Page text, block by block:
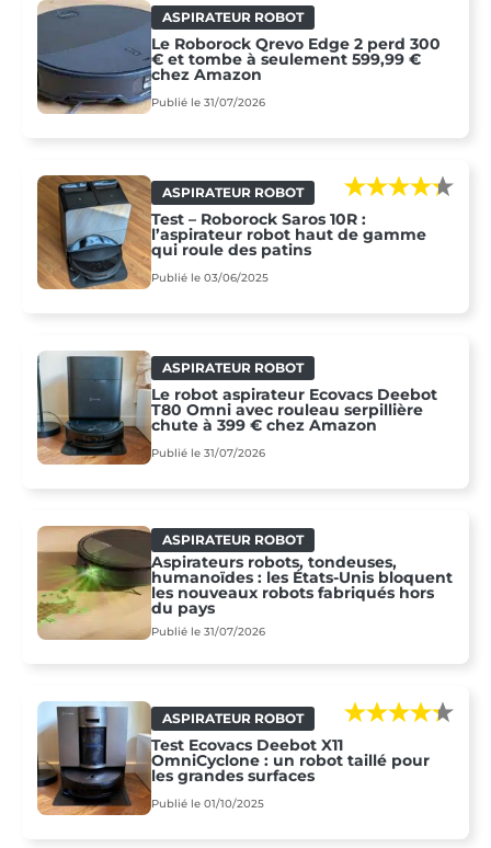
ASPIRATEUR ROBOT
Le Roborock Qrevo Edge 2 perd 300
€ et tombe à seulement 599,99 €
chez Amazon
Publié le 31/07/2026
ASPIRATEUR ROBOT
Test – Roborock Saros 10R :
l’aspirateur robot haut de gamme
qui roule des patins
Publié le 03/06/2025
ASPIRATEUR ROBOT
Le robot aspirateur Ecovacs Deebot
T80 Omni avec rouleau serpillière
chute à 399 € chez Amazon
Publié le 31/07/2026
ASPIRATEUR ROBOT
Aspirateurs robots, tondeuses,
humanoïdes : les États-Unis bloquent
les nouveaux robots fabriqués hors
du pays
Publié le 31/07/2026
ASPIRATEUR ROBOT
Test Ecovacs Deebot X11
OmniCyclone : un robot taillé pour
les grandes surfaces
Publié le 01/10/2025